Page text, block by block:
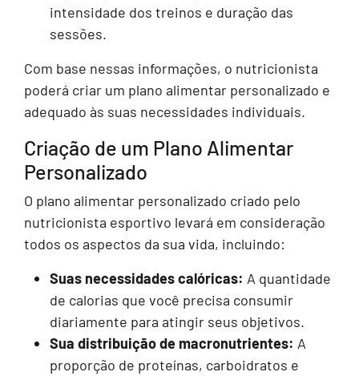
intensidade dos treinos e duração das
sessões.
Com base nessas informações, o nutricionista
poderá criar um plano alimentar personalizado e
adequado às suas necessidades individuais.
Criação de um Plano Alimentar
Personalizado
O plano alimentar personalizado criado pelo
nutricionista esportivo levará em consideração
todos os aspectos da sua vida, incluindo:
Suas necessidades calóricas: A quantidade
de calorias que você precisa consumir
diariamente para atingir seus objetivos.
Sua distribuição de macronutrientes: A
proporção de proteínas, carboidratos e